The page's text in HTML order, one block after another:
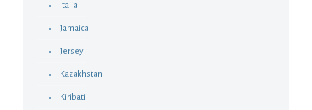
Italia
Jamaica
Jersey
Kazakhstan
Kiribati